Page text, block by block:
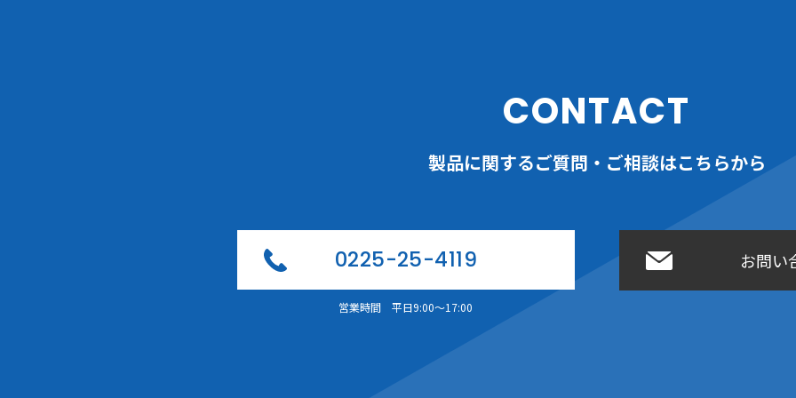
CONTACT
製品に関するご質問・ご相談はこちらから
0225-25-4119
営業時間 平日9:00〜17:00
お問い